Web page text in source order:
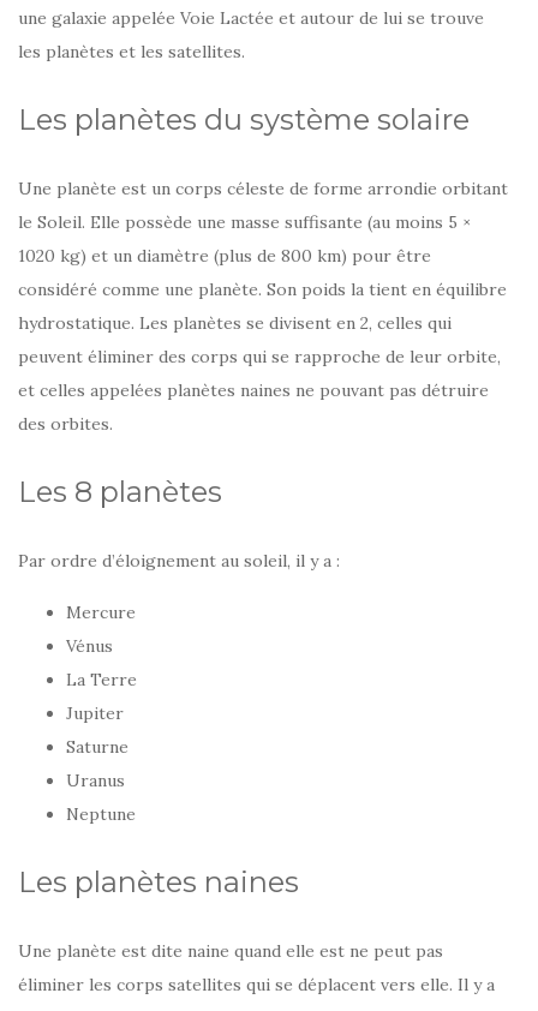
une galaxie appelée Voie Lactée et autour de lui se trouve
les planètes et les satellites.
Les planètes du système solaire
Une planète est un corps céleste de forme arrondie orbitant
le Soleil. Elle possède une masse suffisante (au moins 5 ×
1020 kg) et un diamètre (plus de 800 km) pour être
considéré comme une planète. Son poids la tient en équilibre
hydrostatique. Les planètes se divisent en 2, celles qui
peuvent éliminer des corps qui se rapproche de leur orbite,
et celles appelées planètes naines ne pouvant pas détruire
des orbites.
Les 8 planètes
Par ordre d’éloignement au soleil, il y a :
Mercure
Vénus
La Terre
Jupiter
Saturne
Uranus
Neptune
Les planètes naines
Une planète est dite naine quand elle est ne peut pas
éliminer les corps satellites qui se déplacent vers elle. Il y a